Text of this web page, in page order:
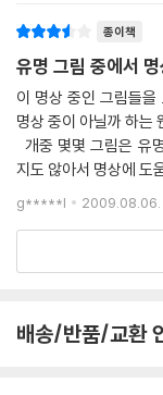
때처럼 초라한 사물을
보고 우주 만물의 이치
다 깊은 곳에서, 조가비
서 그 조가비를 봤을
보다는 진리를 드러내
씨는 기쁨이 어디에나
종이책
유명 그림 중에서
이 명상 중인 그림들을 보고 명상
명상 중이 아닐까 하는 웬디
개중 몇몇 그림은 유
지도 않아서 명상에 도움이 되었지만 유명한
용으로는 쓰기 곤란했다.
g*****l 2009.08.06.
배송/반품/교환